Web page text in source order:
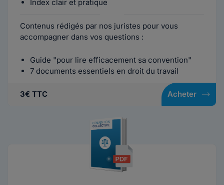
Index clair et pratique
Contenus rédigés par nos juristes pour vous
accompagner dans vos questions :
Guide "pour lire efficacement sa convention"
7 documents essentiels en droit du travail
3€ TTC Acheter